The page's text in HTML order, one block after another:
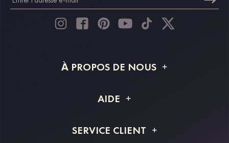
À PROPOS DE NOUS
Livraison
AIDE
Retour et remboursement
SERVICE CLIENT